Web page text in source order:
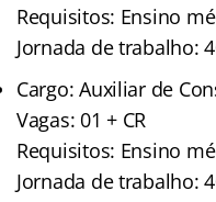
Requisitos: Ensino
Jornada de trabalho:
Cargo: Auxiliar de
Vagas: 01 + CR
Requisitos: Ensino
Jornada de trabalho: